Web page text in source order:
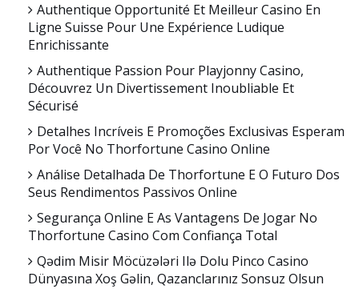
Authentique Opportunité Et Meilleur Casino En
Ligne Suisse Pour Une Expérience Ludique
Enrichissante
Authentique Passion Pour Playjonny Casino,
Découvrez Un Divertissement Inoubliable Et
Sécurisé
Detalhes Incríveis E Promoções Exclusivas Esperam
Por Você No Thorfortune Casino Online
Análise Detalhada De Thorfortune E O Futuro Dos
Seus Rendimentos Passivos Online
Segurança Online E As Vantagens De Jogar No
Thorfortune Casino Com Confiança Total
Qədim Misir Möcüzələri Ilə Dolu Pinco Casino
Dünyasına Xoş Gəlin, Qazanclarınız Sonsuz Olsun